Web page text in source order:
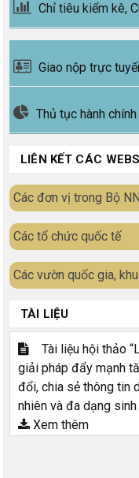
Chỉ tiêu kiểm kê,
Giao nộp trực
Thủ tục hành chính
LIÊN KẾT CÁC
Các đơn vị trong Bộ
Các tổ chức quốc tế
Các vườn quốc gia,
TÀI LIỆU
Tài liệu hội thảo
giải pháp đẩy mạnh
đổi, chia sẻ thông tin
nhiên và đa dạng sinh
Xem thêm